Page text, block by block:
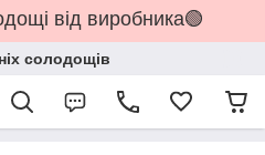
від виробника🟢
солодощів